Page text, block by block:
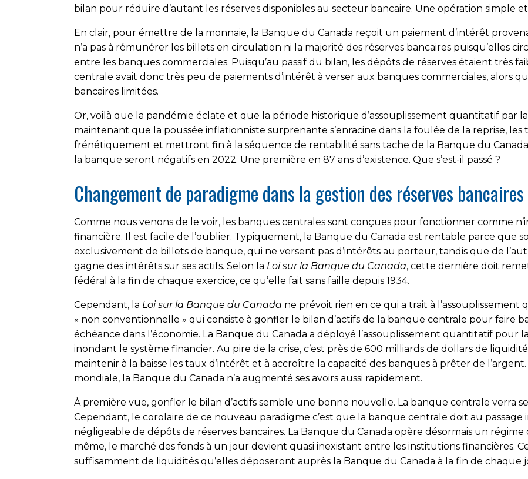
bilan pour réduire d’autant les réserves disponibles au secteur bancaire. Une opération simple
En clair, pour émettre de la monnaie, la Banque du Canada reçoit un paiement d’intérêt
n’a pas à rémunérer les billets en circulation ni la majorité des réserves bancaires puisqu’elles
entre les banques commerciales. Puisqu’au passif du bilan, les dépôts de réserves étaient très
centrale avait donc très peu de paiements d’intérêt à verser aux banques commerciales, alors
bancaires limitées.
Or, voilà que la pandémie éclate et que la période historique d’assouplissement quantitatif par
maintenant que la poussée inflationniste surprenante s’enracine dans la foulée de la reprise,
frénétiquement et mettront fin à la séquence de rentabilité sans tache de la Banque du
la banque seront négatifs en 2022. Une première en 87 ans d’existence. Que s’est-il passé ?
Changement de paradigme dans la gestion des réserves bancaires
Comme nous venons de le voir, les banques centrales sont conçues pour fonctionner comme
financière. Il est facile de l’oublier. Typiquement, la Banque du Canada est rentable parce que
exclusivement de billets de banque, qui ne versent pas d’intérêts au porteur, tandis que de
gagne des intérêts sur ses actifs. Selon la Loi sur la Banque du Canada, cette dernière doit
fédéral à la fin de chaque exercice, ce qu’elle fait sans faille depuis 1934.
Cependant, la Loi sur la Banque du Canada ne prévoit rien en ce qui a trait à
« non conventionnelle » qui consiste à gonfler le bilan d’actifs de la banque centrale pour faire
échéance dans l’économie. La Banque du Canada a déployé l’assouplissement quantitatif pour
inondant le système financier. Au pire de la crise, c’est près de 600 milliards de dollars de
maintenir à la baisse les taux d’intérêt et à accroître la capacité des banques à prêter de
mondiale, la Banque du Canada n’a augmenté ses avoirs aussi rapidement.
À première vue, gonfler le bilan d’actifs semble une bonne nouvelle. La banque centrale verra
Cependant, le corolaire de ce nouveau paradigme c’est que la banque centrale doit au passage
négligeable de dépôts de réserves bancaires. La Banque du Canada opère désormais un
même, le marché des fonds à un jour devient quasi inexistant entre les institutions financières.
suffisamment de liquidités qu’elles déposeront auprès la Banque du Canada à la fin de